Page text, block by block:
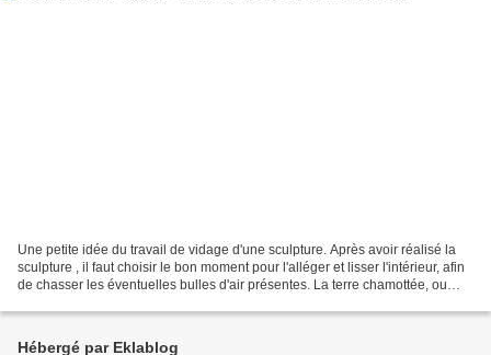
Une petite idée du travail de vidage d'une sculpture. Après avoir réalisé la
sculpture , il faut choisir le bon moment pour l'alléger et lisser l'intérieur, afin
de chasser les éventuelles bulles d'air présentes. La terre chamottée, ou
Hébergé par Eklablog